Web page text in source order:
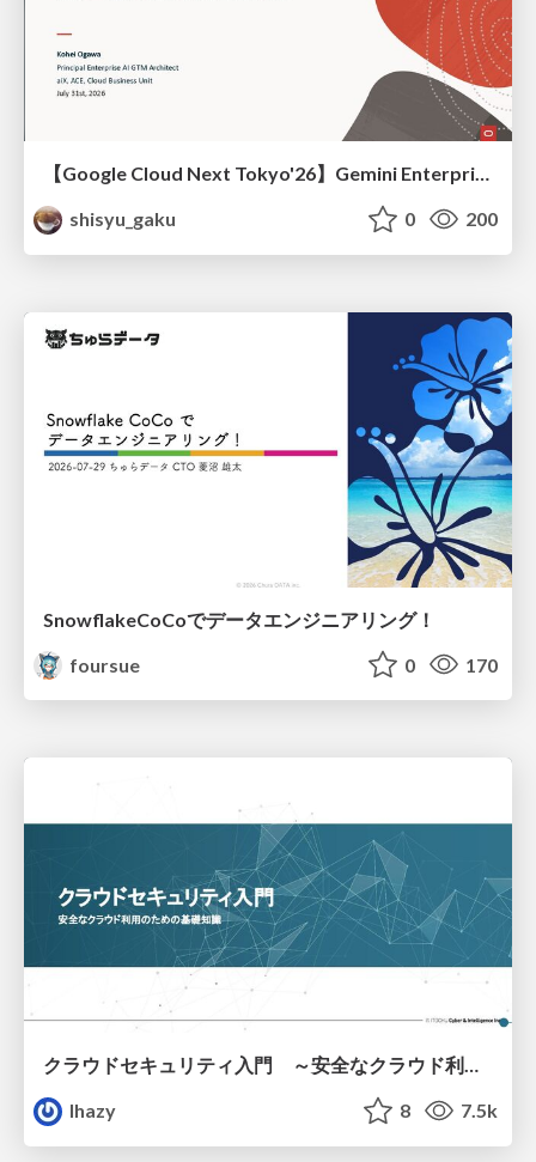
【Google Cloud Next Tokyo'26】Gemini Enterprise と Oracle AI Database で実現する、 業務データ活用を実現する AI エージェント実装
shisyu_gaku
0 200
SnowflakeCoCoでデータエンジニアリング！
foursue
0 170
クラウドセキュリティ入門 ～安全なクラウド利用のための基礎知識～
lhazy
8 7.5k